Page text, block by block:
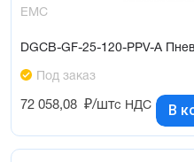
EMC
DGCB-GF-25-120-PPV-A
Под заказ
72 058,08 ₽/штс НДС В